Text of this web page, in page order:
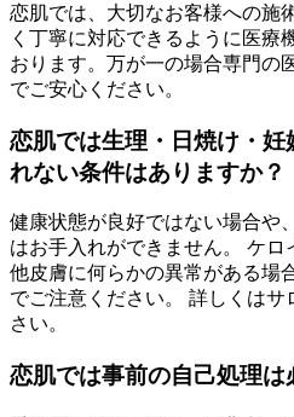
恋肌では、大切なお客様への施
く丁寧に対応できるように医療
おります。万が一の場合専門の
でご安心ください。
恋肌では生理・日焼け・妊
れない条件はありますか？
健康状態が良好ではない場合や
はお手入れができません。 ケ
他皮膚に何らかの異常がある場
でご注意ください。 詳しくは
さい。
恋肌では事前の自己処理は